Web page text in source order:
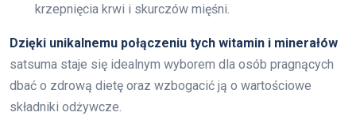
krzepnięcia krwi i skurczów mięśni.
Dzięki unikalnemu połączeniu tych witamin i minerałów
satsuma staje się idealnym wyborem dla osób pragnących
dbać o zdrową dietę oraz wzbogacić ją o wartościowe
składniki odżywcze.